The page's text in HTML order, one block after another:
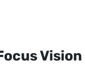
Vision